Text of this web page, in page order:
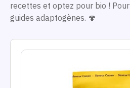
recettes et optez pour bio !
guides adaptogènes. 🍄